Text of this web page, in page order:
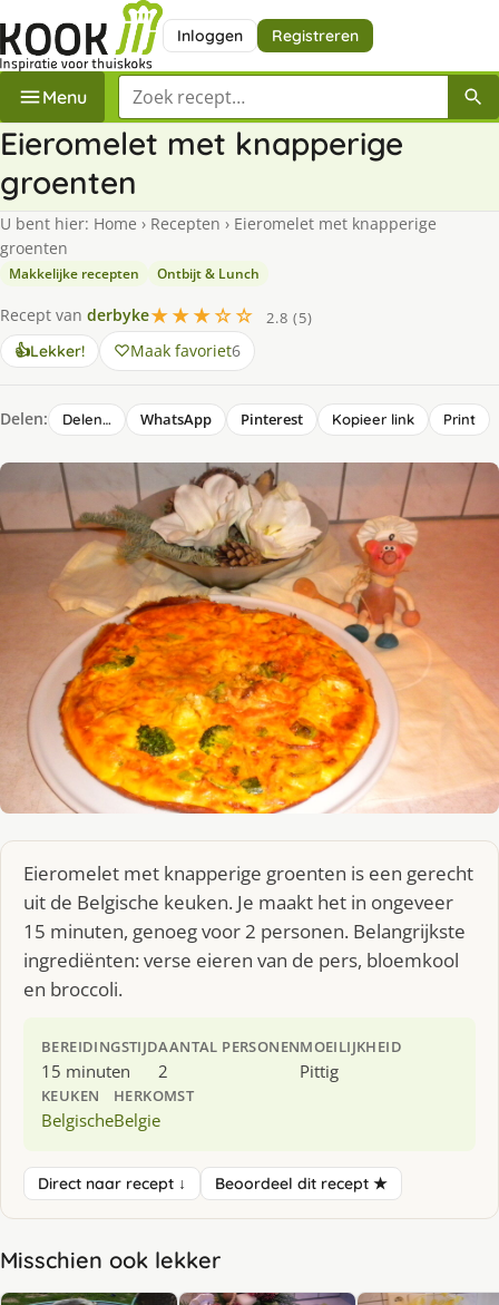
Inloggen Registreren
Menu Zoek een recept
Eieromelet met knapperige
groenten
U bent hier: Home › Recepten › Eieromelet met knapperige
groenten
Makkelijke recepten Ontbijt & Lunch
Recept van derbyke★★★☆☆
2.8 (5)
👍Lekker! Maak favoriet6
Delen: Delen… WhatsApp Pinterest Kopieer link Print
Eieromelet met knapperige groenten is een gerecht
uit de Belgische keuken. Je maakt het in ongeveer
15 minuten, genoeg voor 2 personen. Belangrijkste
ingrediënten: verse eieren van de pers, bloemkool
en broccoli.
BEREIDINGSTIJD
15 minuten
AANTAL PERSONEN
2
MOEILIJKHEID
Pittig
KEUKEN
Belgische
HERKOMST
Belgie
Direct naar recept ↓ Beoordeel dit recept ★
Misschien ook lekker